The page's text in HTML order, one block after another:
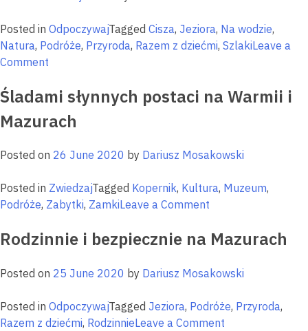
Posted in OdpoczywajTagged Cisza, Jeziora, Na wodzie,
Natura, Podróże, Przyroda, Razem z dziećmi, SzlakiLeave a
Comment
po
Wielkich
Jeziorach
Śladami słynnych postaci na Warmii i
Mazurach
Posted on 26 June 2020 by Dariusz Mosakowski
Posted in ZwiedzajTagged Kopernik, Kultura, Muzeum,
Podróże, Zabytki, ZamkiLeave a Comment
słynnych
na
i
Mazurach
Rodzinnie i bezpiecznie na Mazurach
Posted on 25 June 2020 by Dariusz Mosakowski
Posted in OdpoczywajTagged Jeziora, Podróże, Przyroda,
Razem z dziećmi, RodzinnieLeave a Comment